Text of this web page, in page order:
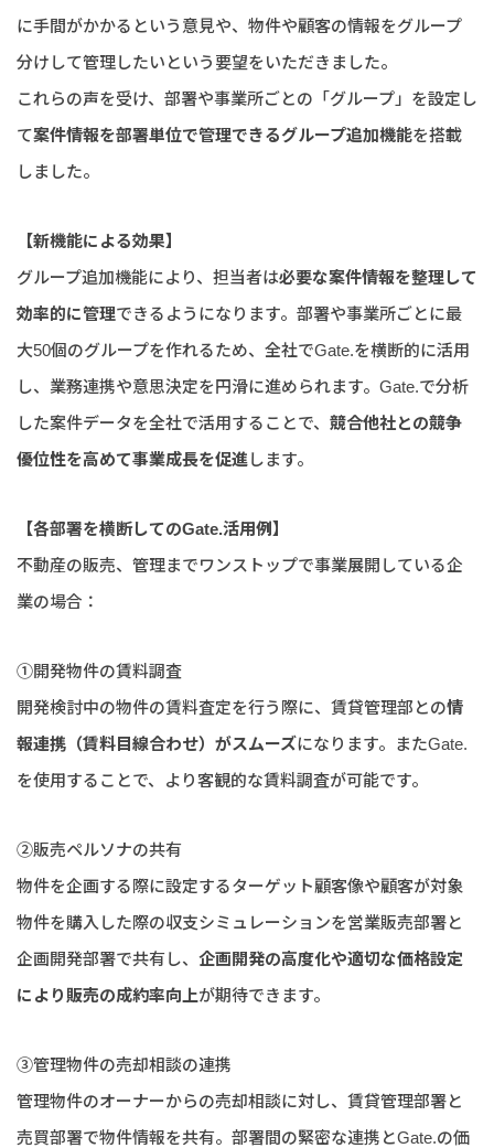
に手間がかかるという意見や、物件や顧客の情報をグループ
分けして管理したいという要望をいただきました。
これらの声を受け、部署や事業所ごとの「グループ」を設定し
て案件情報を部署単位で管理できるグループ追加機能を搭載
しました。
【新機能による効果】
グループ追加機能により、担当者は必要な案件情報を整理して
効率的に管理できるようになります。部署や事業所ごとに最
大50個のグループを作れるため、全社でGate.を横断的に活用
し、業務連携や意思決定を円滑に進められます。Gate.で分析
した案件データを全社で活用することで、 競合他社との競争
優位性を高めて事業成長を促進します。
【各部署を横断してのGate.活用例】
不動産の販売、管理までワンストップで事業展開している企
業の場合：
①開発物件の賃料調査
開発検討中の物件の賃料査定を行う際に、賃貸管理部との情
報連携（賃料目線合わせ）がスムーズになります。またGate.
を使用することで、より客観的な賃料調査が可能です。
➁販売ペルソナの共有
物件を企画する際に設定するターゲット顧客像や顧客が対象
物件を購入した際の収支シミュレーションを営業販売部署と
企画開発部署で共有し、 企画開発の高度化や適切な価格設定
により販売の成約率向上が期待できます。
➂管理物件の売却相談の連携
管理物件のオーナーからの売却相談に対し、賃貸管理部署と
売買部署で物件情報を共有。部署間の緊密な連携とGate.の価